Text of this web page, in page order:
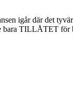
igår där det
bara TILLÅTET